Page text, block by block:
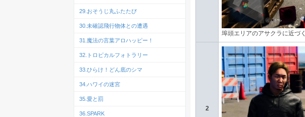
埠頭エリアのアサクラに近づく
2
29.おそうじ丸ふたたび
30.未確認飛行物体との遭遇
31.魔法の言葉アロハッピー！
32.トロピカルフォトラリー
33.ひらけ！どん底のシマ
34.ハワイの迷宮
35.愛と罰
36.SPARK